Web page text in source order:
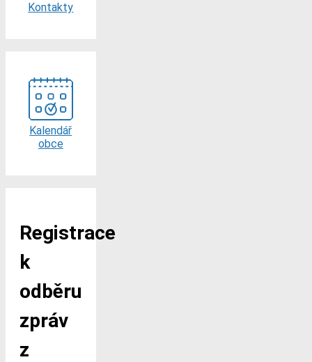
Kontakty
Kalendář
obce
Registrace
k
odběru
zpráv
z